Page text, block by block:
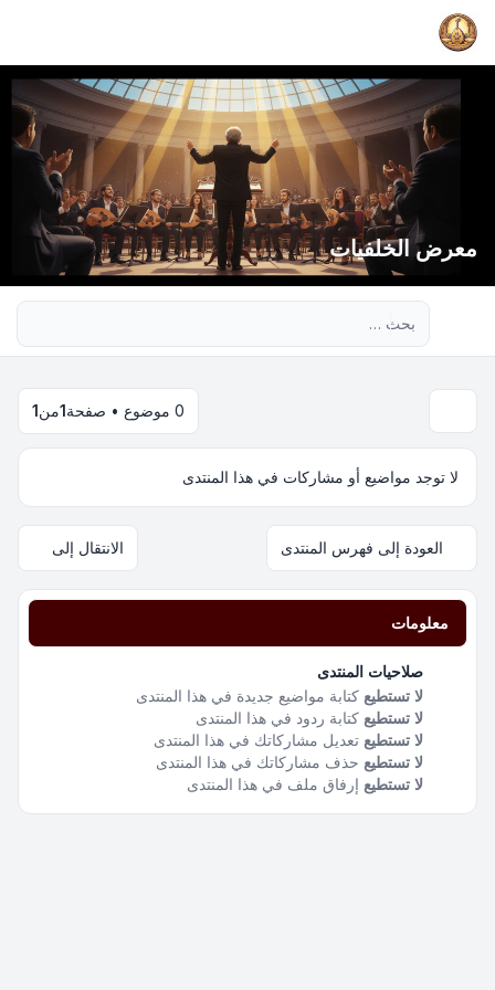
معرض الخلفيات
0 موضوع • صفحة 1من1
لا توجد مواضيع أو مشاركات في هذا المنتدى
العودة إلى فهرس المنتدى الانتقال إلى
معلومات
صلاحيات المنتدى
لا تستطيع كتابة مواضيع جديدة في هذا المنتدى
لا تستطيع كتابة ردود في هذا المنتدى
لا تستطيع تعديل مشاركاتك في هذا المنتدى
لا تستطيع حذف مشاركاتك في هذا المنتدى
لا تستطيع إرفاق ملف في هذا المنتدى